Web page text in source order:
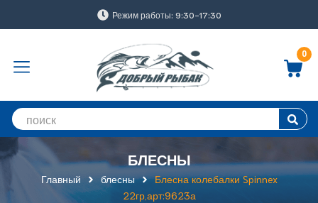
Режим работы: 9:30-17:30
0
БЛЕСНЫ
Главный блесны
Блесна колебалки Spinnex
22гр,арт:9623а